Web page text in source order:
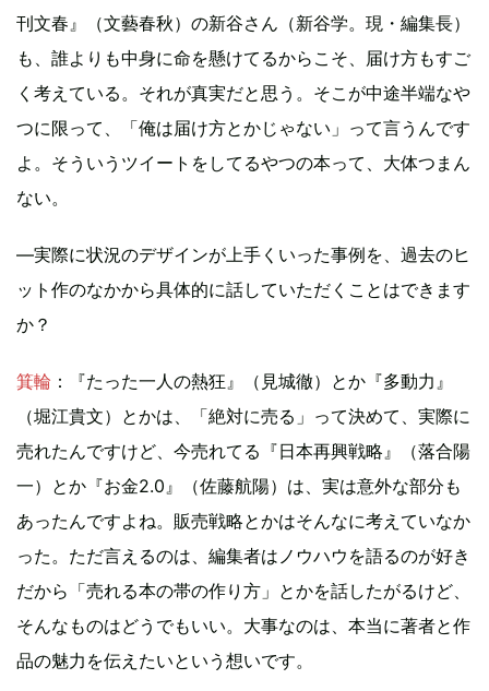
刊文春』（文藝春秋）の新谷さん（新谷学。現・編集長）
も、誰よりも中身に命を懸けてるからこそ、届け方もすご
く考えている。それが真実だと思う。そこが中途半端なや
つに限って、「俺は届け方とかじゃない」って言うんです
よ。そういうツイートをしてるやつの本って、大体つまん
ない。
—実際に状況のデザインが上手くいった事例を、過去のヒ
ット作のなかから具体的に話していただくことはできます
か？
箕輪 ：『たった一人の熱狂』（見城徹）とか『多動力』
（堀江貴文）とかは、「絶対に売る」って決めて、実際に
売れたんですけど、今売れてる『日本再興戦略』（落合陽
一）とか『お金2.0』（佐藤航陽）は、実は意外な部分も
あったんですよね。販売戦略とかはそんなに考えていなか
った。ただ言えるのは、編集者はノウハウを語るのが好き
だから「売れる本の帯の作り方」とかを話したがるけど、
そんなものはどうでもいい。大事なのは、本当に著者と作
品の魅力を伝えたいという想いです。